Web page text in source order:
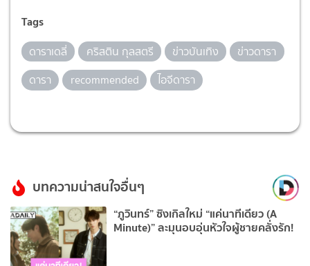
Tags
ดาราเดลี่ คริสติน กุลสตรี ข่าวบันเทิง
ข่าวดารา
ดารา
recommended ไอจีดารา
บทความน่าสนใจอื่นๆ
“ภูวินทร์” ซิงเกิลใหม่ “แค่นาทีเดียว (A
Minute)” ละมุนอบอุ่นหัวใจผู้ชายคลั่งรัก!